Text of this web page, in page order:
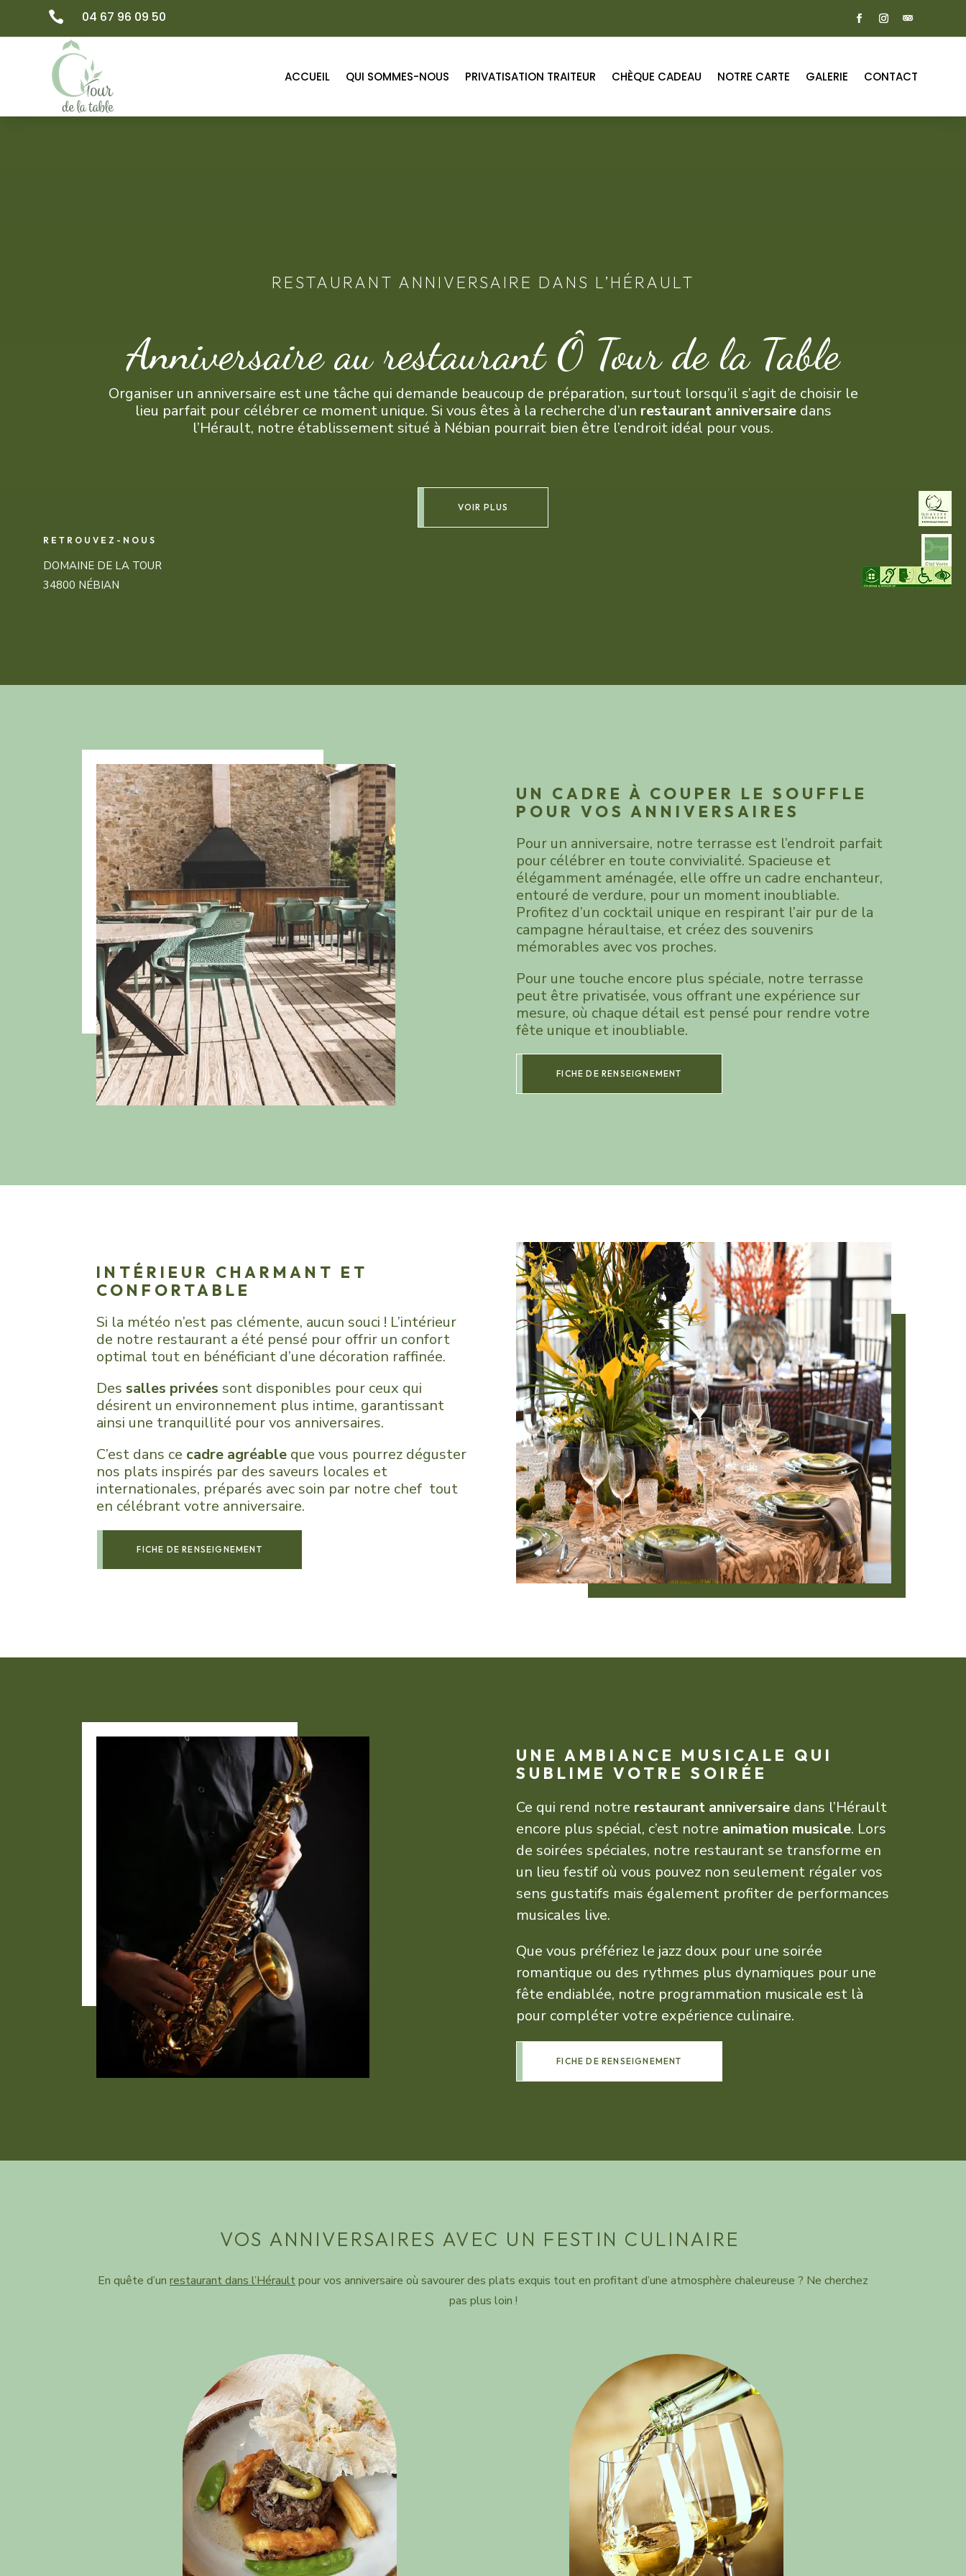
 04 67 96 09 50
ACCUEIL QUI SOMMES-NOUS PRIVATISATION TRAITEUR CHÈQUE CADEAU NOTRE CARTE GALERIE CONTACT
RESTAURANT ANNIVERSAIRE DANS L’HÉRAULT
Anniversaire au restaurant Ô Tour de la Table
Organiser un anniversaire est une tâche qui demande beaucoup de préparation, surtout lorsqu’il s’agit de choisir le
lieu parfait pour célébrer ce moment unique. Si vous êtes à la recherche d’un restaurant anniversairedans
l’Hérault, notre établissement situé à Nébian pourrait bien être l’endroit idéal pour vous.
VOIR PLUS
RETROUVEZ-NOUS
DOMAINE DE LA TOUR
34800 NÉBIAN
UN CADRE À COUPER LE SOUFFLE
POUR VOS ANNIVERSAIRES
Pour un anniversaire, notre terrasse est l’endroit parfait
pour célébrer en toute convivialité. Spacieuse et
élégamment aménagée, elle offre un cadre enchanteur,
entouré de verdure, pour un moment inoubliable.
Profitez d’un cocktail unique en respirant l’air pur de la
campagne héraultaise, et créez des souvenirs
mémorables avec vos proches.
Pour une touche encore plus spéciale, notre terrasse
peut être privatisée, vous offrant une expérience sur
mesure, où chaque détail est pensé pour rendre votre
fête unique et inoubliable.
FICHE DE RENSEIGNEMENT
INTÉRIEUR CHARMANT ET
CONFORTABLE
Si la météo n’est pas clémente, aucun souci ! L’intérieur
de notre restaurant a été pensé pour offrir un confort
optimal tout en bénéficiant d’une décoration raffinée.
Des salles privées sont disponibles pour ceux qui
désirent un environnement plus intime, garantissant
ainsi une tranquillité pour vos anniversaires.
C’est dans ce cadre agréable que vous pourrez déguster
nos plats inspirés par des saveurs locales et
internationales, préparés avec soin par notre chef tout
en célébrant votre anniversaire.
FICHE DE RENSEIGNEMENT
UNE AMBIANCE MUSICALE QUI
SUBLIME VOTRE SOIRÉE
Ce qui rend notre restaurant anniversaire dans l’Hérault
encore plus spécial, c’est notre animation musicale. Lors
de soirées spéciales, notre restaurant se transforme en
un lieu festif où vous pouvez non seulement régaler vos
sens gustatifs mais également profiter de performances
musicales live.
Que vous préfériez le jazz doux pour une soirée
romantique ou des rythmes plus dynamiques pour une
fête endiablée, notre programmation musicale est là
pour compléter votre expérience culinaire.
FICHE DE RENSEIGNEMENT
VOS ANNIVERSAIRES AVEC UN FESTIN CULINAIRE
En quête d’un restaurant dans l’Héraultpour vos anniversaire où savourer des plats exquis tout en profitant d’une atmosphère chaleureuse ? Ne cherchez
pas plus loin !